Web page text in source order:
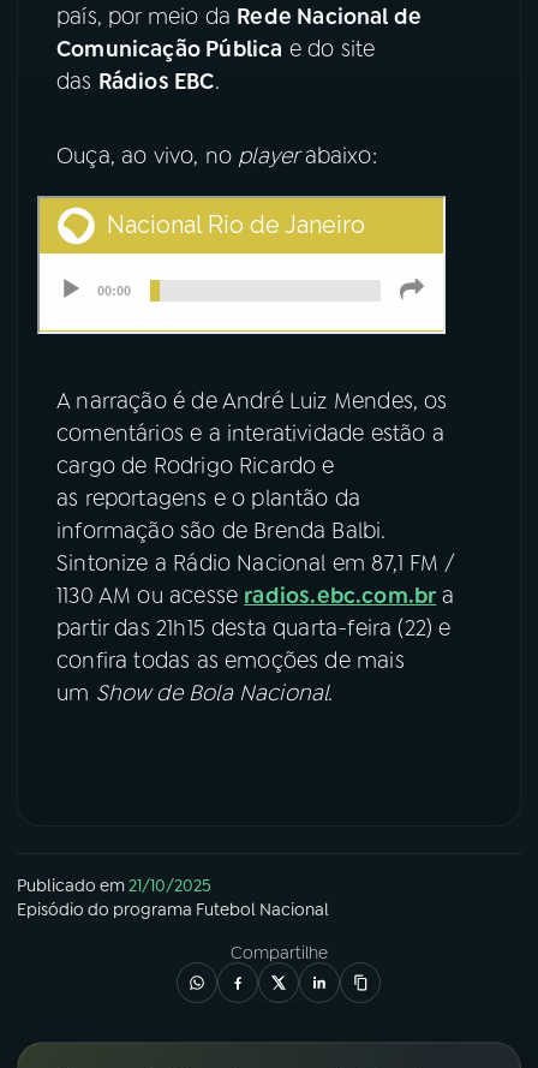
país, por meio da Rede Nacional de
Comunicação Pública e do site
das Rádios EBC.
Ouça, ao vivo, no playerabaixo:
A narração é de André Luiz Mendes, os
comentários e a interatividade estão a
cargo de Rodrigo Ricardo e
as reportagens e o plantão da
informação são de Brenda Balbi.
Sintonize a Rádio Nacional em 87,1 FM /
1130 AM ou acesse radios.ebc.com.br a
partir das 21h15 desta quarta-feira (22) e
confira todas as emoções de mais
um Show de Bola Nacional.
Publicado em21/10/2025
Episódio do programa Futebol Nacional
Compartilhe